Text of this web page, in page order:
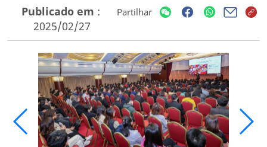
Publicado em :
2025/02/27
Partilhar